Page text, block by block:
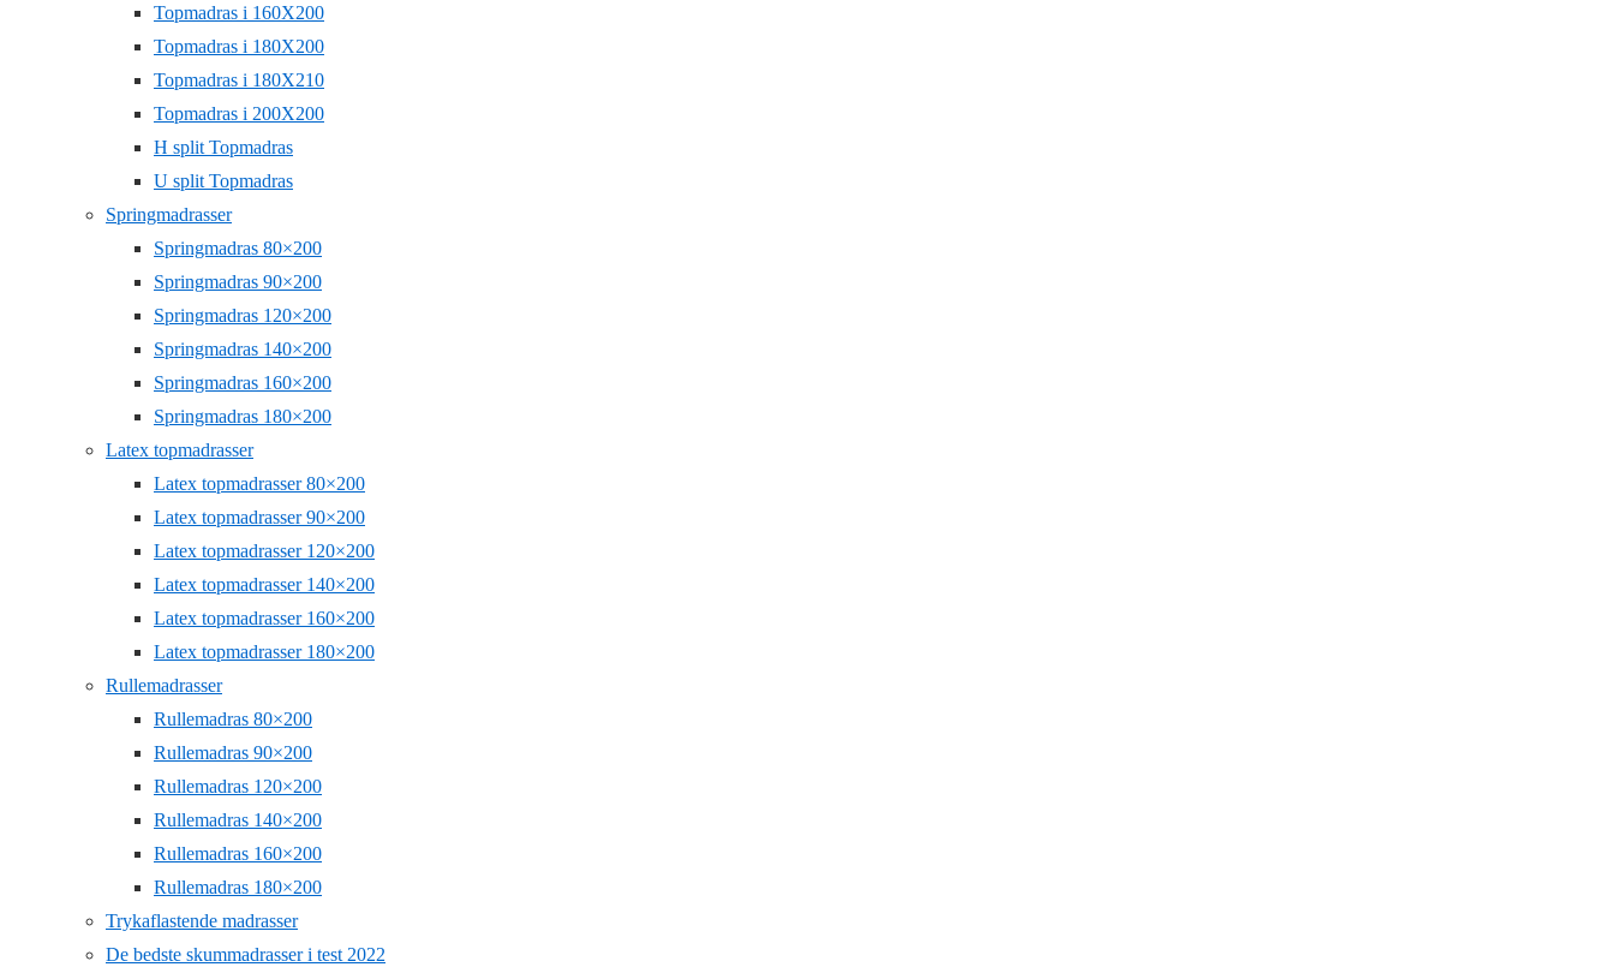
Topmadras i 160X200
Topmadras i 180X200
Topmadras i 180X210
Topmadras i 200X200
H split Topmadras
U split Topmadras
Springmadrasser
Springmadras 80×200
Springmadras 90×200
Springmadras 120×200
Springmadras 140×200
Springmadras 160×200
Springmadras 180×200
Latex topmadrasser
Latex topmadrasser 80×200
Latex topmadrasser 90×200
Latex topmadrasser 120×200
Latex topmadrasser 140×200
Latex topmadrasser 160×200
Latex topmadrasser 180×200
Rullemadrasser
Rullemadras 80×200
Rullemadras 90×200
Rullemadras 120×200
Rullemadras 140×200
Rullemadras 160×200
Rullemadras 180×200
Trykaflastende madrasser
De bedste skummadrasser i test 2022